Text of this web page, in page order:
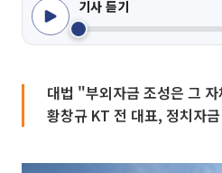
기사 듣기
대법 "부외자금 조성은 그
황창규 KT 전 대표, 정치자